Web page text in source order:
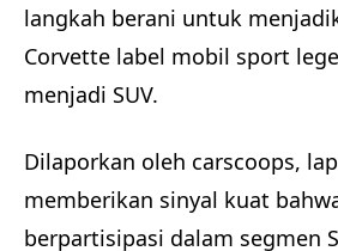
langkah berani untuk
Corvette label mobil sport
menjadi SUV.
Dilaporkan oleh carscoops,
memberikan sinyal kuat
berpartisipasi dalam segmen